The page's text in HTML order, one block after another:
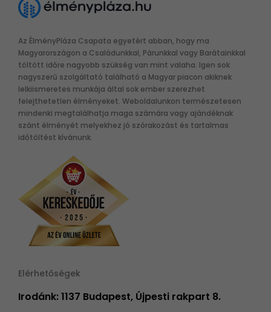
Az ÉlményPláza Csapata egyetért abban, hogy ma
Magyarországon a Családunkkal, Párunkkal vagy Barátainkkal
töltött időre nagyobb szükség van mint valaha. Igen sok
nagyszerű szolgáltató található a Magyar piacon akiknek
lelkiismeretes munkája által sok ember szerezhet
felejthetetlen élményeket. Weboldalunkon természetesen
mindenki megtalálhatja maga számára vagy ajándéknak
szánt élményét melyekhez jó szórakozást és tartalmas
időtöltést kívánunk.
Elérhetőségek
Irodánk: 1137 Budapest, Újpesti rakpart 8.